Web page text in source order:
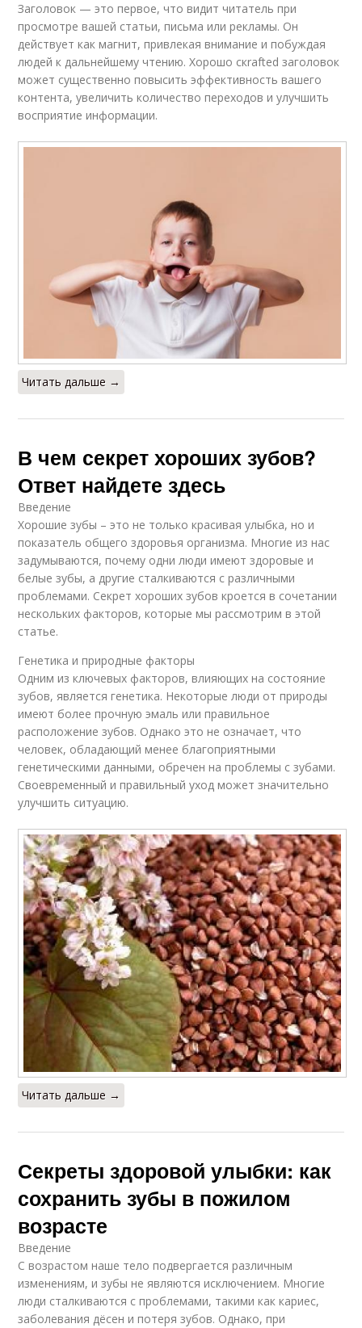
Заголовок — это первое, что видит читатель при
просмотре вашей статьи, письма или рекламы. Он
действует как магнит, привлекая внимание и побуждая
людей к дальнейшему чтению. Хорошо скrafted заголовок
может существенно повысить эффективность вашего
контента, увеличить количество переходов и улучшить
восприятие информации.
Читать дальше →
В чем секрет хороших зубов?
Ответ найдете здесь
Введение
Хорошие зубы – это не только красивая улыбка, но и
показатель общего здоровья организма. Многие из нас
задумываются, почему одни люди имеют здоровые и
белые зубы, а другие сталкиваются с различными
проблемами. Секрет хороших зубов кроется в сочетании
нескольких факторов, которые мы рассмотрим в этой
статье.
Генетика и природные факторы
Одним из ключевых факторов, влияющих на состояние
зубов, является генетика. Некоторые люди от природы
имеют более прочную эмаль или правильное
расположение зубов. Однако это не означает, что
человек, обладающий менее благоприятными
генетическими данными, обречен на проблемы с зубами.
Своевременный и правильный уход может значительно
улучшить ситуацию.
Читать дальше →
Секреты здоровой улыбки: как
сохранить зубы в пожилом
возрасте
Введение
С возрастом наше тело подвергается различным
изменениям, и зубы не являются исключением. Многие
люди сталкиваются с проблемами, такими как кариес,
заболевания дёсен и потеря зубов. Однако, при